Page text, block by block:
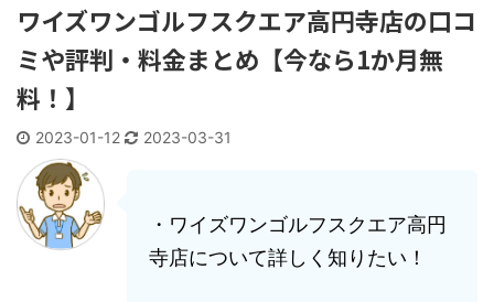
ワイズワンゴルフスクエア高円寺店の口コ
ミや評判・料金まとめ【今なら1か月無
料！】
2023-01-12 2023-03-31
・ワイズワンゴルフスクエア高円
寺店について詳しく知りたい！